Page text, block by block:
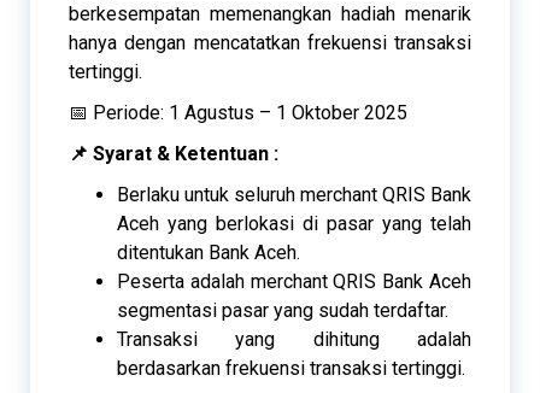
berkesempatan memenangkan hadiah menarik
hanya dengan mencatatkan frekuensi transaksi
tertinggi.
📅 Periode: 1 Agustus – 1 Oktober 2025
📌 Syarat & Ketentuan :
Berlaku untuk seluruh merchant QRIS Bank
Aceh yang berlokasi di pasar yang telah
ditentukan Bank Aceh.
Peserta adalah merchant QRIS Bank Aceh
segmentasi pasar yang sudah terdaftar.
Transaksi yang dihitung adalah
berdasarkan frekuensi transaksi tertinggi.